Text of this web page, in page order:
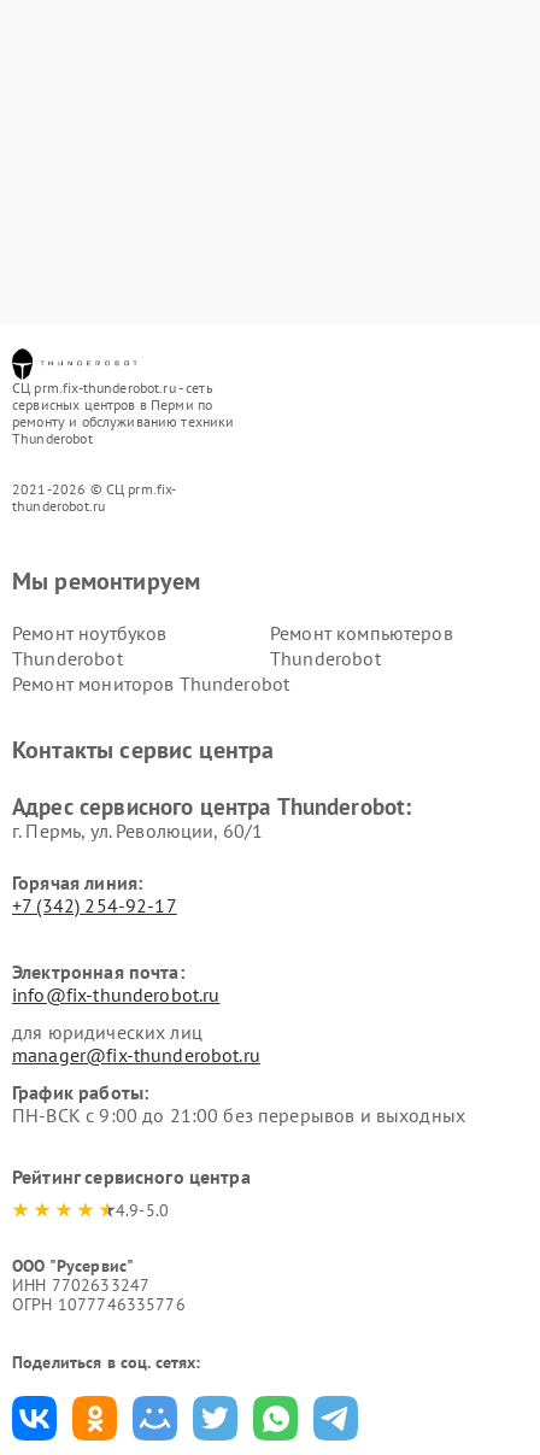
СЦ prm.fix-thunderobot.ru - сеть
сервисных центров в Перми по
ремонту и обслуживанию техники
Thunderobot
2021-2026 © СЦ prm.fix-
thunderobot.ru
Мы ремонтируем
Ремонт ноутбуков
Thunderobot
Ремонт компьютеров
Thunderobot
Ремонт мониторов Thunderobot
Контакты сервис центра
Адрес сервисного центра Thunderobot:
г. Пермь, ул. ​Революции, 60/1
Горячая линия:
+7 (342) 254-92-17
Электронная почта:
info@fix-thunderobot.ru
для юридических лиц
manager@fix-thunderobot.ru
График работы:
ПН-ВСК с 9:00 до 21:00 без перерывов и выходных
Рейтинг сервисного центра
4.9-5.0
ООО "Русервис"
ИНН 7702633247
ОГРН 1077746335776
Поделиться в соц. сетях: